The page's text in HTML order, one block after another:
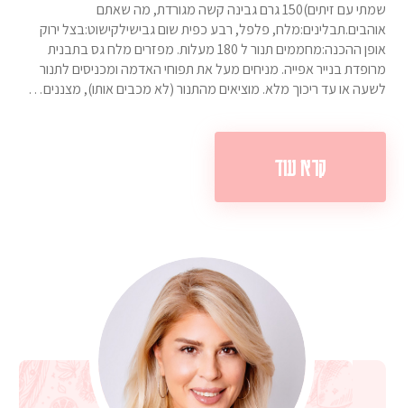
שמתי עם זיתים)150 גרם גבינה קשה מגורדת, מה שאתם
אוהבים.תבלינים:מלח, פלפל, רבע כפית שום גבישילקישוט:בצל ירוק
אופן ההכנה:מחממים תנור ל 180 מעלות. מפזרים מלח גס בתבנית
מרופדת בנייר אפייה. מניחים מעל את תפוחי האדמה ומכניסים לתנור
לשעה או עד ריכוך מלא. מוציאים מהתנור (לא מכבים אותו), מצננים…
קרא עוד